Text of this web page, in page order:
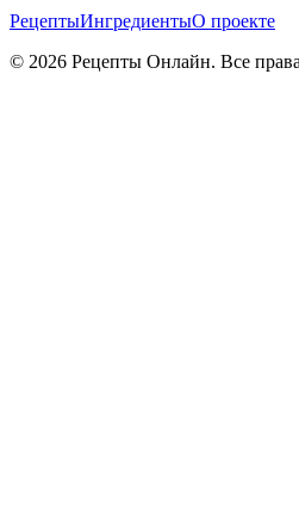
РецептыИнгредиентыО проекте
© 2026 Рецепты Онлайн. Все